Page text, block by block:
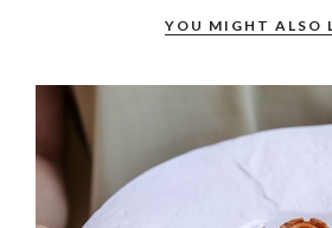
YOU MIGHT ALSO